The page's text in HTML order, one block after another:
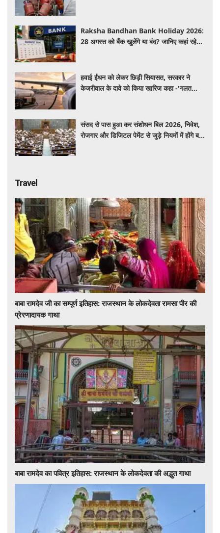
Raksha Bandhan Bank Holiday 2026:
28 अगस्त को बैंक खुलेंगे या बंद? जानिए कहां रहेगी
हवाई ईंधन को लेकर छिड़ी सियासत, सरकार ने
केजरीवाल के दावे को किया खारिज कहा -'गलत
संसद से पास हुआ कर संशोधन बिल 2026, निवेश,
रोजगार और डिजिटल पेमेंट से जुड़े नियमों में होंगे बड़े
Travel
बाबा रामदेव जी का सम्पूर्ण इतिहास: राजस्थान के लोकदेवता रामसा पीर की
प्रेरणादायक गाथा
बाबा रामदेव का पवित्र इतिहास: राजस्थान के लोकदेवता की अद्भुत गाथा